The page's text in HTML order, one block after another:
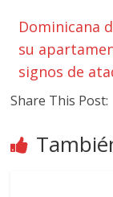
Dominicana
su
signos de
Share This Post: